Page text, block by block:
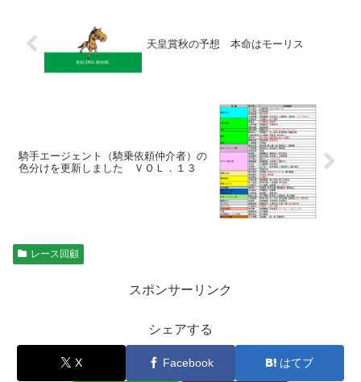
天皇賞秋の予想 本命はモーリス
騎手エージェント（騎乗依頼仲介者）の
色分けを更新しました ＶＯＬ．１３
レース回顧
スポンサーリンク
シェアする
X Facebook はてブ